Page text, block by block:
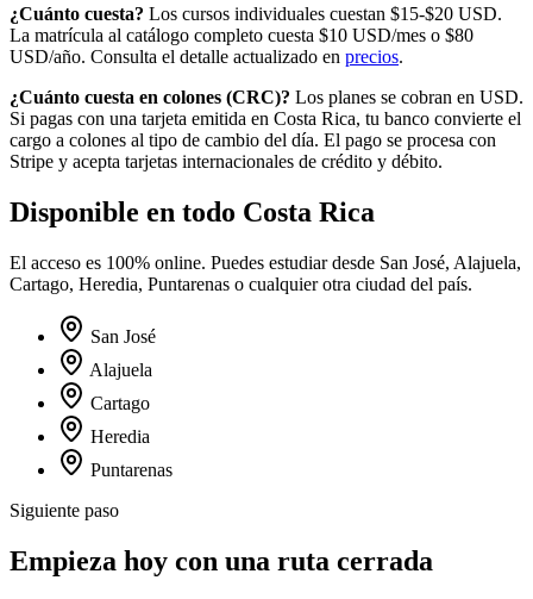
¿Cuánto cuesta? Los cursos individuales cuestan $15-$20 USD.
La matrícula al catálogo completo cuesta $10 USD/mes o $80
USD/año. Consulta el detalle actualizado en precios.
¿Cuánto cuesta en colones (CRC)? Los planes se cobran en USD.
Si pagas con una tarjeta emitida en Costa Rica, tu banco convierte el
cargo a colones al tipo de cambio del día. El pago se procesa con
Stripe y acepta tarjetas internacionales de crédito y débito.
Disponible en todo Costa Rica
El acceso es 100% online. Puedes estudiar desde San José, Alajuela,
Cartago, Heredia, Puntarenas o cualquier otra ciudad del país.
San José
Alajuela
Cartago
Heredia
Puntarenas
Siguiente paso
Empieza hoy con una ruta cerrada